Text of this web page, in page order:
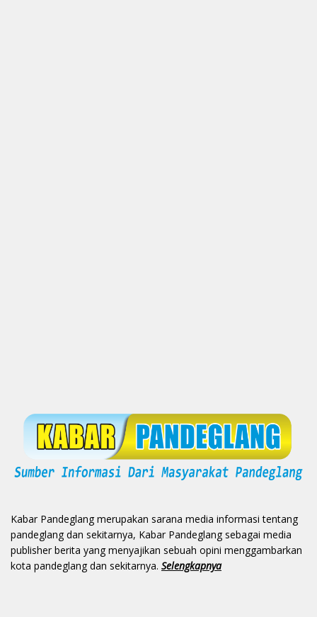
Kabar Pandeglang merupakan sarana media informasi tentang
pandeglang dan sekitarnya, Kabar Pandeglang sebagai media
publisher berita yang menyajikan sebuah opini menggambarkan
kota pandeglang dan sekitarnya. Selengkapnya